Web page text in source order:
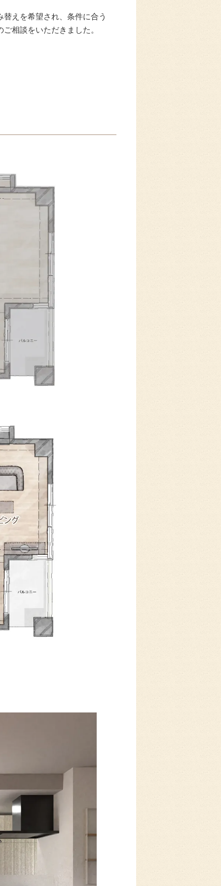
えを希望され、条件に合う
相談をいただきました。